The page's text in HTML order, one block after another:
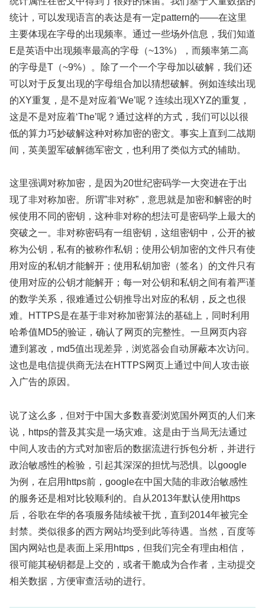
统计，可以发现语言的表达是有一定pattern的——在这里
主要体现在字母的出现频率。通过一些场外信息，我们知道
E是英语中出现频率最高的字母（~13%），而频率第二高
的字母是T（~9%）。除了一个一个字母加以破解，我们还
可以对于反复出现的字母组合加以猜想破解。例如连续出现
的XY重复，是不是对应着‘We’呢？连续出现XYZ的重复，
这是不是对应着‘The’呢？通过这样的方式，我们可以以很
低的算力巧妙破解这种对称加密的密文。事实上直到二战期
间，英美盟军破解德军密文，也利用了类似方式的辅助。
这里强调对称加密，是因为20世纪密码学一大突进在于出
现了非对称加密。所谓”非对称”，意思就是加密和解密的时
候使用不同的密钥，这种非对称的想法可是密码学上最大的
突破之一。非对称密码有一组密钥，这组密钥中，公开的被
称为公钥，私有的被称作私钥；使用公钥加密的文件只有使
用对应的私钥才能解开；使用私钥加密（签名）的文件只有
使用对应的公钥才能解开；每一对公钥和私钥之间有着严谨
的数学关系，很难通过公钥推导出对应的私钥，反之也很
难。HTTPS是在基于非对称加密算法的基础上，同时利用
哈希值MD5的验证，确认了网页的完整性。一旦网页内容
遭到篡改，md5值出现差异，浏览器会自动屏蔽本次访问。
这也是电信提供商无法在HTTPS网页上通过中间人攻击嵌
入广告的原因。
说了这么多，但对于中国大多数喜爱浏览国外网页的人们来
说，https的普及其实是一场灾难。这是由于当局无法通过
中间人攻击的方式对加密后的数据流进行拆包分析，并进行
政治敏感性的检验，引起其深深的担忧与恐惧。以google
为例，在启用https前，google在中国大陆的非政治敏感性
的服务还是相对比较顺利的。自从2013年默认使用https
后，谷歌在华的各项服务陆续被干扰，直到2014年被完全
封禁。类似很多的西方网站均受到此等待遇。当然，百度等
国内网站也是表面上采用https，但我们完全有理由相信，
很可能其秘钥都是上交的，或者干脆成为合作者，主动提交
相关数据，方便审查活动的进行。